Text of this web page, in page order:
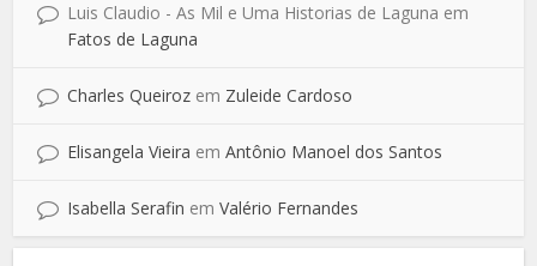
Luis Claudio - As Mil e Uma Historias de Laguna em
Fatos de Laguna
Charles Queiroz em Zuleide Cardoso
Elisangela Vieira emAntônio Manoel dos Santos
Isabella Serafin emValério Fernandes